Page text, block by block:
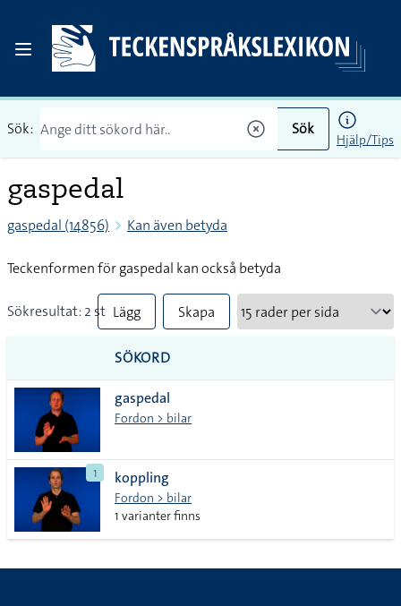
Sök: Sök
Hjälp/Tips
gaspedal
gaspedal (14856) Kan även betyda
Teckenformen för gaspedal kan också betyda
Sökresultat: 2 st Lägg
till
alla i
lista
Skapa
SÖKORD
gaspedal
Fordon > bilar
1 koppling
Fordon > bilar
1 varianter finns